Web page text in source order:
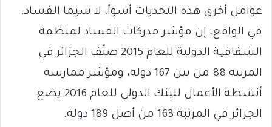
عوامل أخرى هذه التحديات أسوأ، لا سيما الفساد.
في الواقع، إن مؤشر مدركات الفساد لمنظمة
الشفافية الدولية للعام 2015 صنّف الجزائر في
المرتبة 88 من بين 167 دولة، ومؤشر ممارسة
أنشطة الأعمال للبنك الدولي للعام 2016 يضع
الجزائر في المرتبة 163 من أصل 189 دولة.